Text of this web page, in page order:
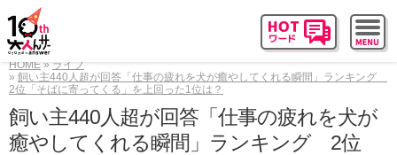
HOME
ライフ
飼い主440人超が回答「仕事の疲れを犬が癒やしてくれる瞬間」ランキング
2位「そばに寄ってくる」を上回った1位は？
飼い主440人超が回答「仕事の疲れを犬が
癒やしてくれる瞬間」ランキング 2位